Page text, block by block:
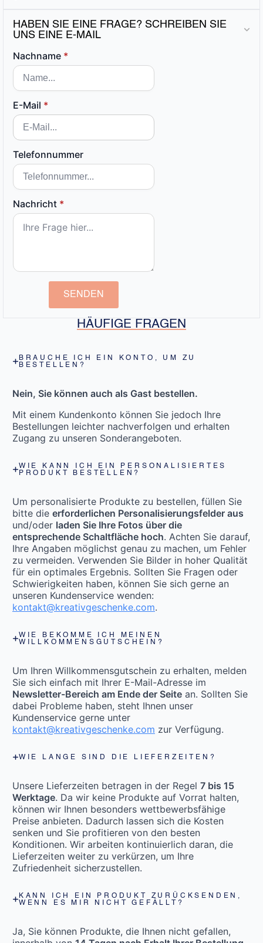
HABEN SIE EINE FRAGE? SCHREIBEN SIE
UNS EINE E-MAIL
Nachname *
E-Mail *
Telefonnummer
Nachricht *
SENDEN
HÄUFIGE FRAGEN
BRAUCHE ICH EIN KONTO, UM ZU
BESTELLEN?
Nein, Sie können auch als Gast bestellen.
Mit einem Kundenkonto können Sie jedoch Ihre
Bestellungen leichter nachverfolgen und erhalten
Zugang zu unseren Sonderangeboten.
WIE KANN ICH EIN PERSONALISIERTES
PRODUKT BESTELLEN?
Um personalisierte Produkte zu bestellen, füllen Sie
bitte die erforderlichen Personalisierungsfelder aus
und/oder laden Sie Ihre Fotos über die
entsprechende Schaltfläche hoch. Achten Sie darauf,
Ihre Angaben möglichst genau zu machen, um Fehler
zu vermeiden. Verwenden Sie Bilder in hoher Qualität
für ein optimales Ergebnis. Sollten Sie Fragen oder
Schwierigkeiten haben, können Sie sich gerne an
unseren Kundenservice wenden:
kontakt@kreativgeschenke.com.
WIE BEKOMME ICH MEINEN
WILLKOMMENSGUTSCHEIN?
Um Ihren Willkommensgutschein zu erhalten, melden
Sie sich einfach mit Ihrer E-Mail-Adresse im
Newsletter-Bereich am Ende der Seite an. Sollten Sie
dabei Probleme haben, steht Ihnen unser
Kundenservice gerne unter
kontakt@kreativgeschenke.com zur Verfügung.
WIE LANGE SIND DIE LIEFERZEITEN?
Unsere Lieferzeiten betragen in der Regel 7 bis 15
Werktage. Da wir keine Produkte auf Vorrat halten,
können wir Ihnen besonders wettbewerbsfähige
Preise anbieten. Dadurch lassen sich die Kosten
senken und Sie profitieren von den besten
Konditionen. Wir arbeiten kontinuierlich daran, die
Lieferzeiten weiter zu verkürzen, um Ihre
Zufriedenheit sicherzustellen.
KANN ICH EIN PRODUKT ZURÜCKSENDEN,
WENN ES MIR NICHT GEFÄLLT?
Ja, Sie können Produkte, die Ihnen nicht gefallen,